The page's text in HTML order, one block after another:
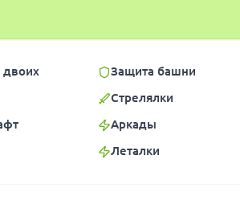
Защита башни
Стрелялки
Аркады
Леталки